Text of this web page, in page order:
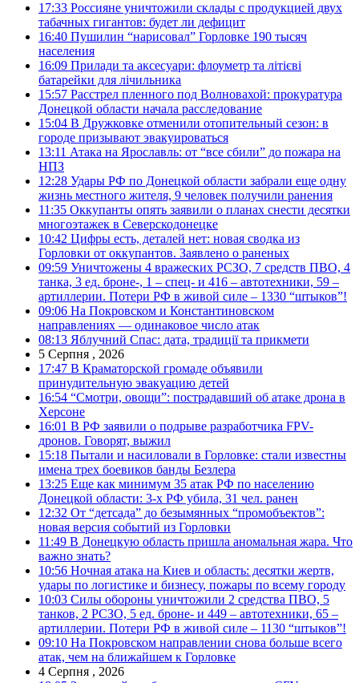
17:33 Россияне уничтожили склады с продукцией двух
табачных гигантов: будет ли дефицит
16:40 Пушилин “нарисовал” Горловке 190 тысяч
населения
16:09 Прилади та аксесуари: флоуметр та літієві
батарейки для лічильника
15:57 Расстрел пленного под Волновахой: прокуратура
Донецкой области начала расследование
15:04 В Дружковке отменили отопительный сезон: в
городе призывают эвакуироваться
13:11 Атака на Ярославль: от “все сбили” до пожара на
НПЗ
12:28 Удары РФ по Донецкой области забрали еще одну
жизнь местного жителя, 9 человек получили ранения
11:35 Оккупанты опять заявили о планах снести десятки
многоэтажек в Северскодонецке
10:42 Цифры есть, деталей нет: новая сводка из
Горловки от оккупантов. Заявлено о раненых
09:59 Уничтожены 4 вражеских РСЗО, 7 средств ПВО, 4
танка, 3 ед. броне-, 1 – спец- и 416 – автотехники, 59 –
артиллерии. Потери РФ в живой силе – 1330 “штыков”!
09:06 На Покровском и Константиновском
направлениях — одинаковое число атак
08:13 Яблучний Спас: дата, традиції та прикмети
5 Серпня , 2026
17:47 В Краматорской громаде объявили
принудительную эвакуацию детей
16:54 “Смотри, овощи”: пострадавший об атаке дрона в
Херсоне
16:01 В РФ заявили о подрыве разработчика FPV-
дронов. Говорят, выжил
15:18 Пытали и насиловали в Горловке: стали известны
имена трех боевиков банды Безлера
13:25 Еще как минимум 35 атак РФ по населению
Донецкой области: 3-х РФ убила, 31 чел. ранен
12:32 От “детсада” до безымянных “промобъектов”:
новая версия событий из Горловки
11:49 В Донецкую область пришла аномальная жара. Что
важно знать?
10:56 Ночная атака на Киев и область: десятки жертв,
удары по логистике и бизнесу, пожары по всему городу
10:03 Силы обороны уничтожили 2 средства ПВО, 5
танков, 2 РСЗО, 5 ед. броне- и 449 – автотехники, 65 –
артиллерии. Потери РФ в живой силе – 1130 “штыков”!
09:10 На Покровском направлении снова больше всего
атак, чем на ближайшем к Горловке
4 Серпня , 2026